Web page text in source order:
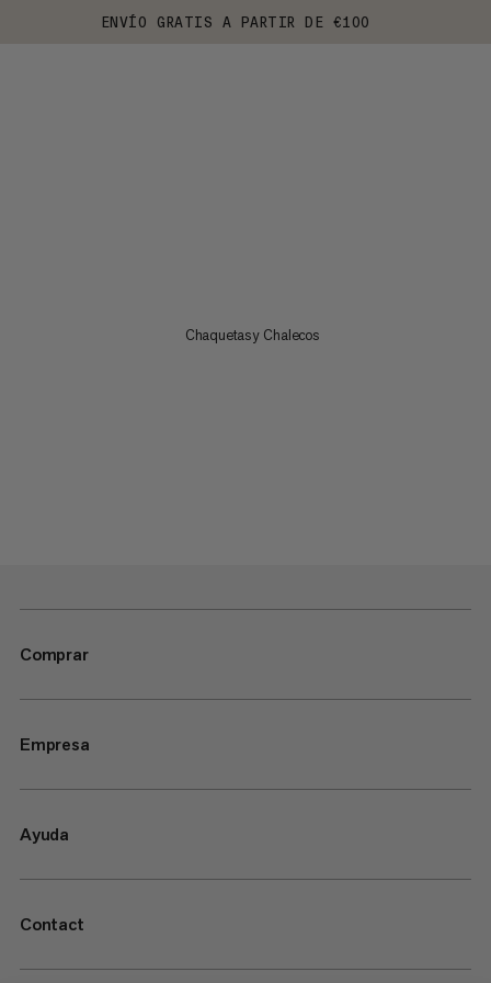
ENVÍO GRATIS A PARTIR DE €100
Chaquetas y Chalecos
Comprar
Empresa
Ayuda
Contact